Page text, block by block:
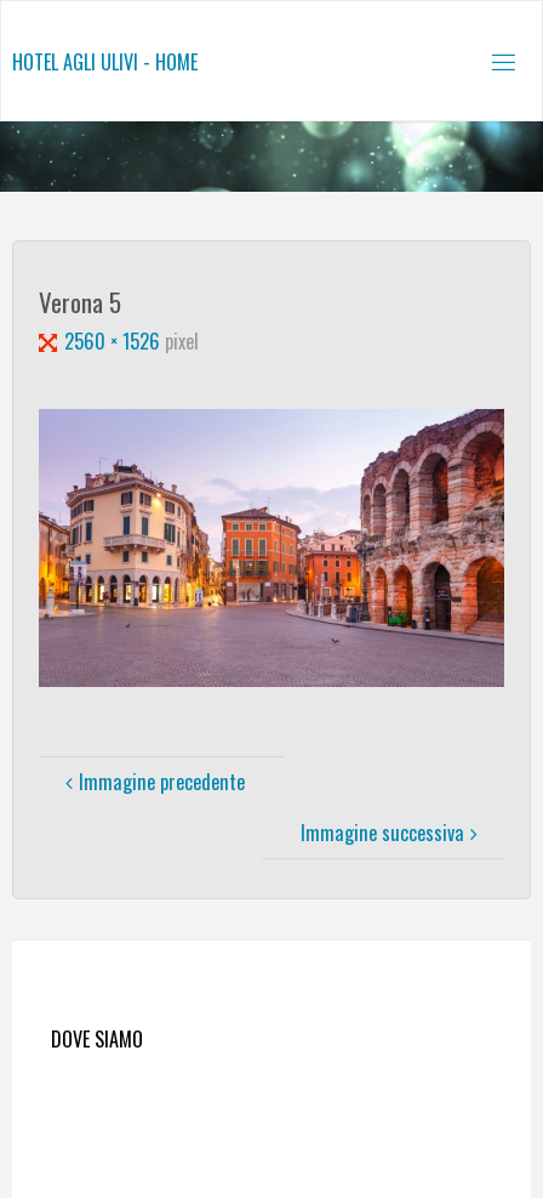
contenuto
HOTEL AGLI ULIVI - HOME
Verona 5
Tutta2560 × 1526 pixel
Immagine precedente
Immagine successiva
DOVE SIAMO